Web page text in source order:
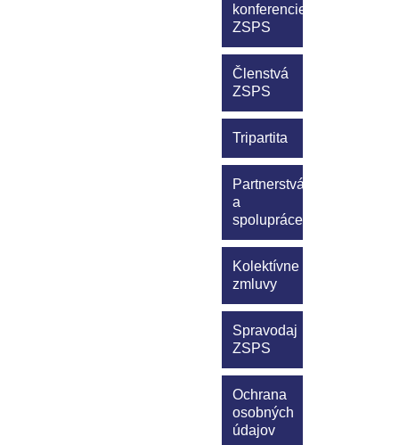
konferencie
ZSPS
Členstvá
ZSPS
Tripartita
Partnerstvá
a
spolupráce
Kolektívne
zmluvy
Spravodaj
ZSPS
Ochrana
osobných
údajov